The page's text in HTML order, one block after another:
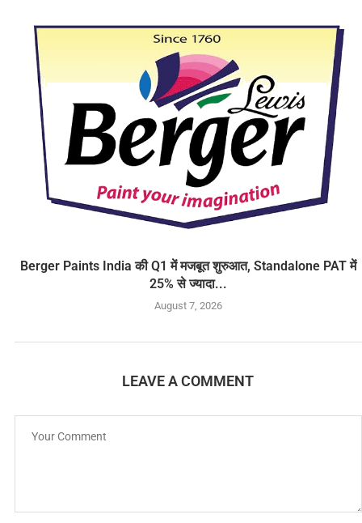
Berger Paints India की Q1 में मजबूत शुरुआत, Standalone PAT में
25% से ज्यादा...
August 7, 2026
LEAVE A COMMENT